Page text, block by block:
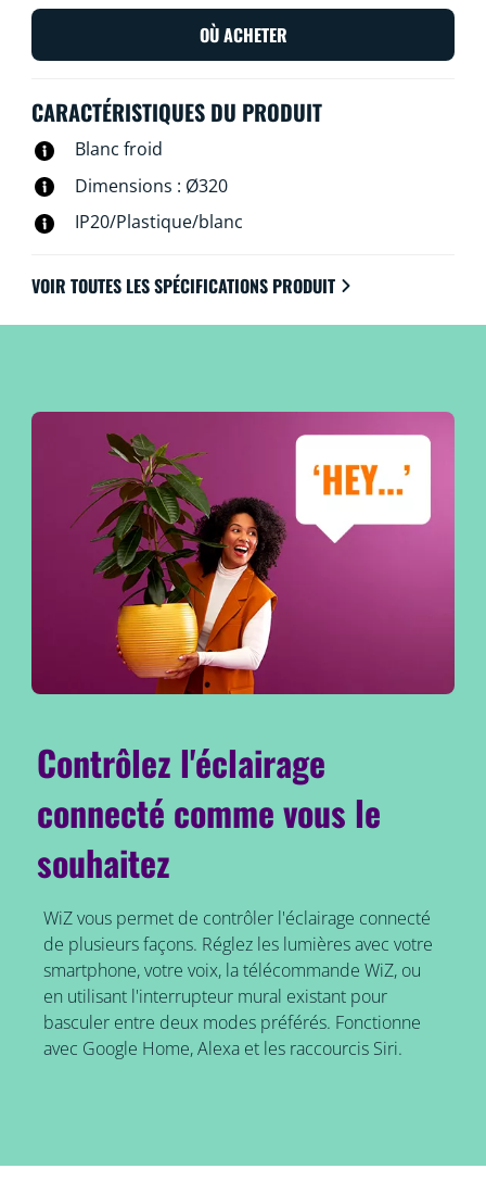
éteindre la lumière ou pour varier l'intensité lumineuse
sur les configurations Wi-Fi.
OÙ ACHETER
CARACTÉRISTIQUES DU PRODUIT
Blanc froid
Dimensions : Ø320
IP20/Plastique/blanc
VOIR TOUTES LES SPÉCIFICATIONS PRODUIT
Contrôlez l'éclairage
connecté comme vous le
souhaitez
WiZ vous permet de contrôler l'éclairage connecté
de plusieurs façons. Réglez les lumières avec votre
smartphone, votre voix, la télécommande WiZ, ou
en utilisant l'interrupteur mural existant pour
basculer entre deux modes préférés. Fonctionne
avec Google Home, Alexa et les raccourcis Siri.